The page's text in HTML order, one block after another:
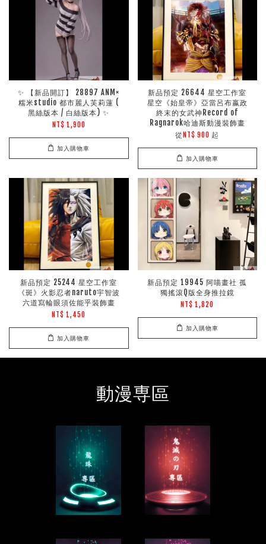
✨ 【新品開訂】 28897 ANM×
糯米studio 都市麗人芙莉蓮 (
黑絲版本 / 白絲版本) ✨
NT$ 1,900
加入購物車
新品預定 26644 星空工作室
星空《始皇帝》亞當呂布嬴政
終末的女武神Record of
Ragnarok哈迪斯動漫裝飾畫
從 NT$ 900 起
加入購物車
新品預定 25244 星空工作室
《斑》火影忍者naruto宇智波
六道寫輪眼須佐能乎裝飾畫
NT$ 1,450
加入購物車
新品預定 19945 阿喵畫社 孤
獨搖滾Q版全身推拉鏡
NT$ 1,820
加入購物車
動漫専區